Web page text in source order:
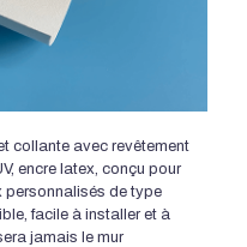
collante avec revêtement
encre latex, conçu pour
personnalisés de type
facile à installer et à
jamais le mur